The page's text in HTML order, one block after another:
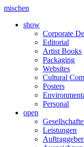
mischen
show
Corporate
Editorial
Artist Books
Packaging
Websites
Cultural
Posters
Personal
open
Leistungen